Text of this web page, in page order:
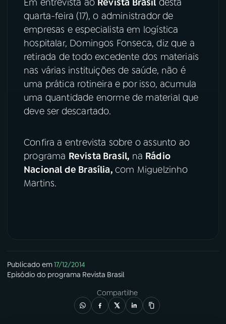
YouTube Facebook
Instagram X
TikTok
quarta-feira (17), o administrador de
empresas e especialista em logística
hospitalar, Domingos Fonseca, diz que a
retirada de todo excedente dos materiais
nas várias instituições de saúde, não é
uma prática rotineira e por isso, acumula
uma quantidade enorme de material que
deve ser descartado.
Confira a entrevista sobre o assunto ao
programa Revista Brasil, na Rádio
Nacional de Brasília, com Miguelzinho
Martins.
Publicado em17/12/2014
Episódio do programa Revista Brasil
Compartilhe